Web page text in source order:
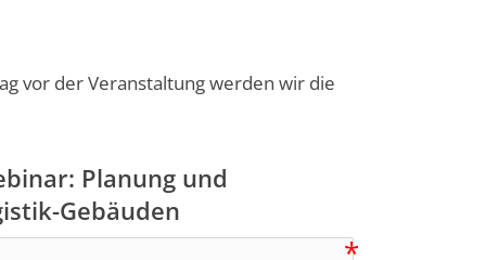
vor der Veranstaltung werden wir die
Planung und
Gebäuden